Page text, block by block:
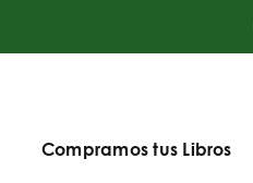
Compramos tus Libros